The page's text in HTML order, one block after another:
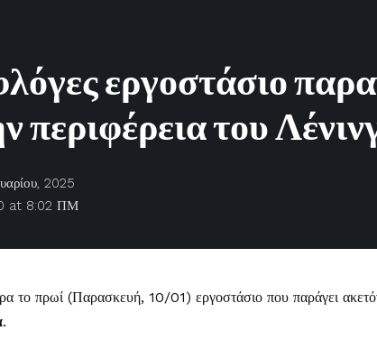
εργοστάσιο
περιφέρεια του
at 8:02 ΠΜ
2025
το πρωί (Παρασκευή, 10/01) εργοστάσιο που παράγει
.